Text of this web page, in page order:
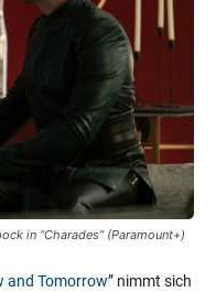
in “Charades” (Paramount+)
and Tomorrow” nimmt sich